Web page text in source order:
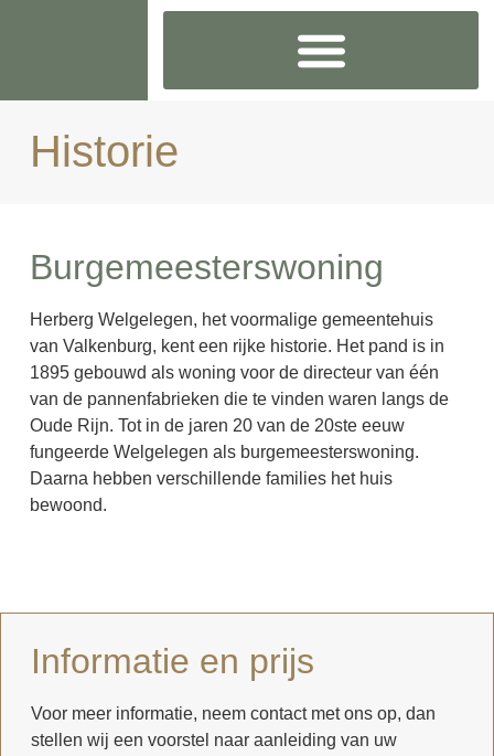
Historie
Burgemeesterswoning
Herberg Welgelegen, het voormalige gemeentehuis
van Valkenburg, kent een rijke historie. Het pand is in
1895 gebouwd als woning voor de directeur van één
van de pannenfabrieken die te vinden waren langs de
Oude Rijn. Tot in de jaren 20 van de 20ste eeuw
fungeerde Welgelegen als burgemeesterswoning.
Daarna hebben verschillende families het huis
bewoond.
Informatie en prijs
Voor meer informatie, neem contact met ons op, dan
stellen wij een voorstel naar aanleiding van uw